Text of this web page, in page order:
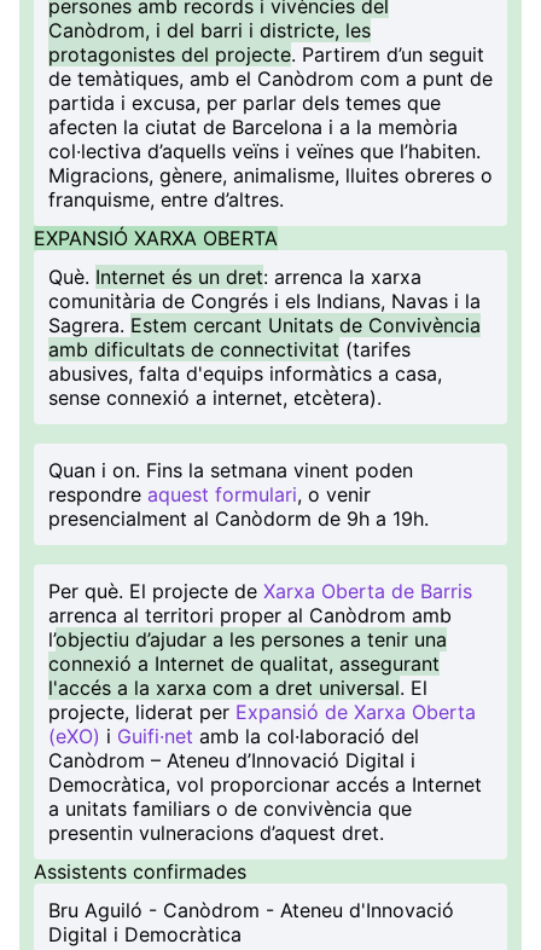
persones amb records i vivències del
Canòdrom, i del barri i districte, les
protagonistes del projecte. Partirem d’un seguit
de temàtiques, amb el Canòdrom com a punt de
partida i excusa, per parlar dels temes que
afecten la ciutat de Barcelona i a la memòria
col·lectiva d’aquells veïns i veïnes que l’habiten.
Migracions, gènere, animalisme, lluites obreres o
franquisme, entre d’altres.
EXPANSIÓ XARXA OBERTA
Què. Internet és un dret: arrenca la xarxa
comunitària de Congrés i els Indians, Navas i la
Sagrera. Estem cercant Unitats de Convivència
amb dificultats de connectivitat (tarifes
abusives, falta d'equips informàtics a casa,
sense connexió a internet, etcètera).
Quan i on. Fins la setmana vinent poden
respondre aquest formulari, o venir
presencialment al Canòdorm de 9h a 19h.
Per què. El projecte de Xarxa Oberta de Barris
arrenca al territori proper al Canòdrom amb
l’objectiu d’ajudar a les persones a tenir una
connexió a Internet de qualitat, assegurant
l'accés a la xarxa com a dret universal. El
projecte, liderat per Expansió de Xarxa Oberta
(eXO) i Guifi·net amb la col·laboració del
Canòdrom – Ateneu d’Innovació Digital i
Democràtica, vol proporcionar accés a Internet
a unitats familiars o de convivència que
presentin vulneracions d’aquest dret.
Assistents confirmades
Bru Aguiló - Canòdrom - Ateneu d'Innovació
Digital i Democràtica